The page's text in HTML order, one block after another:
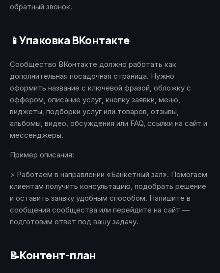
обратный звонок.
📱Упаковка ВКонтакте
Сообщество ВКонтакте должно работать как
дополнительная посадочная страница. Нужно
оформить название с ключевой фразой, обложку с
оффером, описание услуг, кнопку заявки, меню,
виджеты, подборки услуг или товаров, отзывы,
альбомы, видео, обсуждения или FAQ, ссылки на сайт и
мессенджеры.
Пример описания:
> Работаем в направлении «Банкетный зал». Помогаем
клиентам получить консультацию, подобрать решение
и оставить заявку удобным способом. Напишите в
сообщения сообщества или перейдите на сайт —
подготовим ответ под вашу задачу.
📝Контент-план